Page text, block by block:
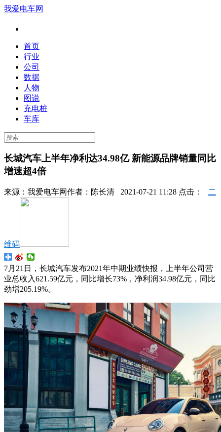
我爱电车网
首页
行业
公司
数据
人物
图说
充电桩
车库
长城汽车上半年净利达34.98亿 新能源品牌销量同比
增速超4倍
来源： 我爱电车网作者： 陈长清 2021-07-21 11:28 点击： 二
维码
7月21日，长城汽车发布2021年中期业绩快报，上半年公司营
业总收入621.59亿元，同比增长73%，净利润34.98亿元，同比
劲增205.19%。